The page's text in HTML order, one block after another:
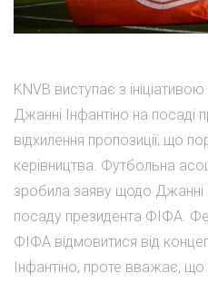
KNVB виступає з
Джанні Інфантіно на посаді
відхилення пропозиції, що
керівництва. Футбольна
зробила заяву щодо Джанні
посаду президента ФІФА.
ФІФА відмовитися від
Інфантіно, проте вважає, що